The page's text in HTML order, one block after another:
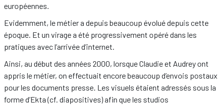
européennes.
Evidemment, le métier a depuis beaucoup évolué depuis cette
époque. Et un virage a été progressivement opéré dans les
pratiques avec l’arrivée d’internet.
Ainsi, au début des années 2000, lorsque Claudie et Audrey ont
appris le métier, on effectuait encore beaucoup d’envois postaux
pour les documents presse. Les visuels étaient adressés sous la
forme d’Ekta (cf. diapositives) afin que les studios